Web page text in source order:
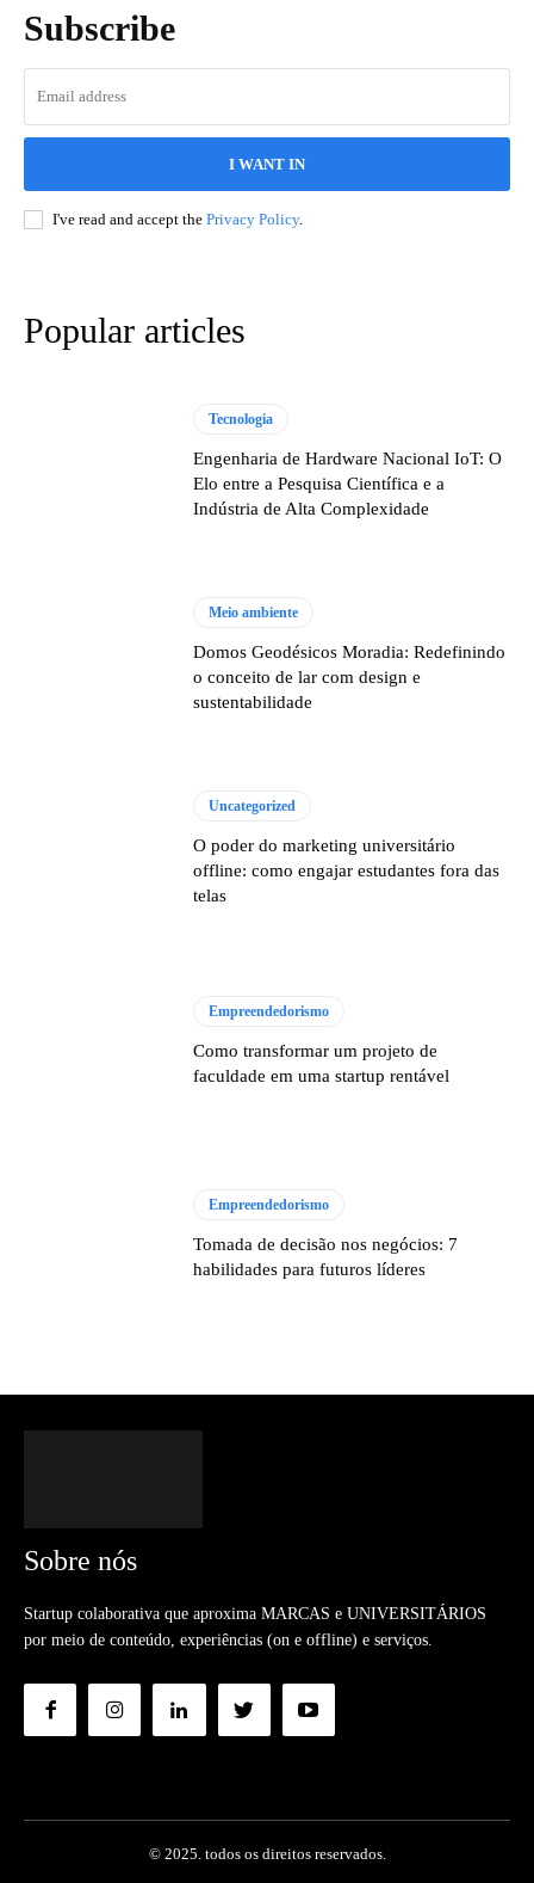
Subscribe
I WANT IN
I've read and accept the Privacy Policy.
Popular articles
Tecnologia
Engenharia de Hardware Nacional IoT: O
Elo entre a Pesquisa Científica e a
Indústria de Alta Complexidade
Meio ambiente
Domos Geodésicos Moradia: Redefinindo
o conceito de lar com design e
sustentabilidade
Uncategorized
O poder do marketing universitário
offline: como engajar estudantes fora das
telas
Empreendedorismo
Como transformar um projeto de
faculdade em uma startup rentável
Empreendedorismo
Tomada de decisão nos negócios: 7
habilidades para futuros líderes
Sobre nós
Startup colaborativa que aproxima MARCAS e UNIVERSITÁRIOS
por meio de conteúdo, experiências (on e offline) e serviços.
© 2025. todos os direitos reservados.